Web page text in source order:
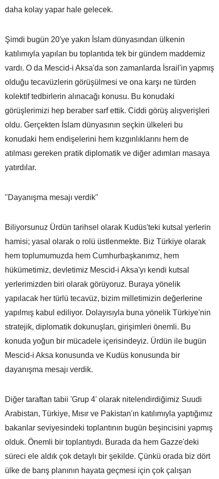
daha kolay yapar hale gelecek.
Şimdi bugün 20'ye yakın İslam dünyasından ülkenin
katılımıyla yapılan bu toplantıda tek bir gündem maddemiz
vardı. O da Mescid-i Aksa'da son zamanlarda İsrail'in yapmış
olduğu tecavüzlerin görüşülmesi ve ona karşı ne türden
kolektif tedbirlerin alınacağı konusu. Bu konudaki
görüşlerimizi hep beraber sarf ettik. Ciddi görüş alışverişleri
oldu. Gerçekten İslam dünyasının seçkin ülkeleri bu
konudaki hem endişelerini hem kızgınlıklarını hem de
atılması gereken pratik diplomatik ve diğer adımları masaya
yatırdılar.
"Dayanışma mesajı verdik"
Biliyorsunuz Ürdün tarihsel olarak Kudüs'teki kutsal yerlerin
hamisi; yasal olarak o rolü üstlenmekte. Biz Türkiye olarak
hem toplumumuzda hem Cumhurbaşkanımız, hem
hükümetimiz, devletimiz Mescid-i Aksa'yı kendi kutsal
yerlerimizden biri olarak görüyoruz. Buraya yönelik
yapılacak her türlü tecavüz, bizim milletimizin değerlerine
yapılmış kabul ediliyor. Dolayısıyla buna yönelik Türkiye'nin
stratejik, diplomatik dokunuşları, girişimleri önemli. Bu
konuda yoğun bir mücadele içerisindeyiz. Ürdün ile bugün
Mescid-i Aksa konusunda ve Kudüs konusunda bir
dayanışma mesajı verdik.
Diğer taraftan tabii 'Grup 4' olarak nitelendirdiğimiz Suudi
Arabistan, Türkiye, Mısır ve Pakistan'ın katılımıyla yaptığımız
bakanlar seviyesindeki toplantının bugün beşincisini yapmış
olduk. Önemli bir toplantıydı. Burada da hem Gazze'deki
süreci ele aldık çok detaylı bir şekilde. Çünkü orada biz dört
ülke de barış planının hayata geçmesi için çok çalışan